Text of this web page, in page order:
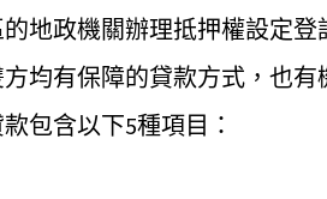
地政機關辦理抵押權設定
均有保障的貸款方式，也
包含以下5種項目：